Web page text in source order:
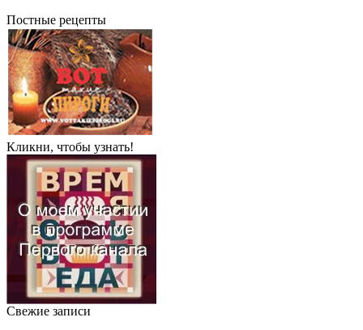
Постные рецепты
Кликни, чтобы узнать!
Свежие записи